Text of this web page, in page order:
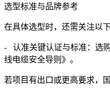
选型标准与品牌参考
在具体选型时，还需关注以
- 认准关键认证与标准：选
线电缆安全导则》。
若项目有出口或更高要求，